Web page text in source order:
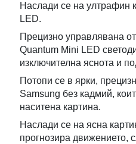
Наслади се на ултрафин
LED.
Прецизно управлявана
Quantum Mini LED
изключителна яснота и
Потопи се в ярки,
Samsung без кадмий,
наситена картина.
Наслади се на ясна
прогнозира движението,